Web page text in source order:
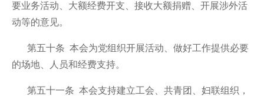
要业务活动、大额经费开支、接收大额捐赠、开展涉外活
动等的意见。
第五十条 本会为党组织开展活动、做好工作提供必要
的场地、人员和经费支持。
第五十一条 本会支持建立工会、共青团、妇联组织，